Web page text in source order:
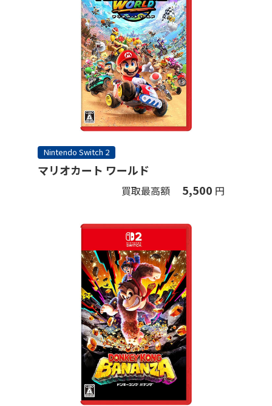
Nintendo Switch 2
マリオカート ワールド
買取最高額 5,500 円